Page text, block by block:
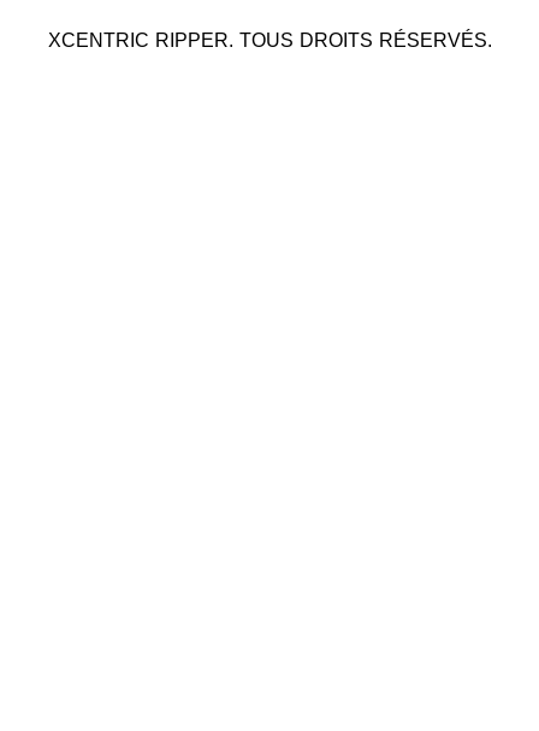
XCENTRIC RIPPER. TOUS DROITS RÉSERVÉS.